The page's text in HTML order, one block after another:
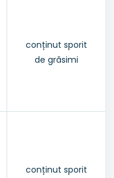
conținut sporit
de grăsimi
conținut sporit